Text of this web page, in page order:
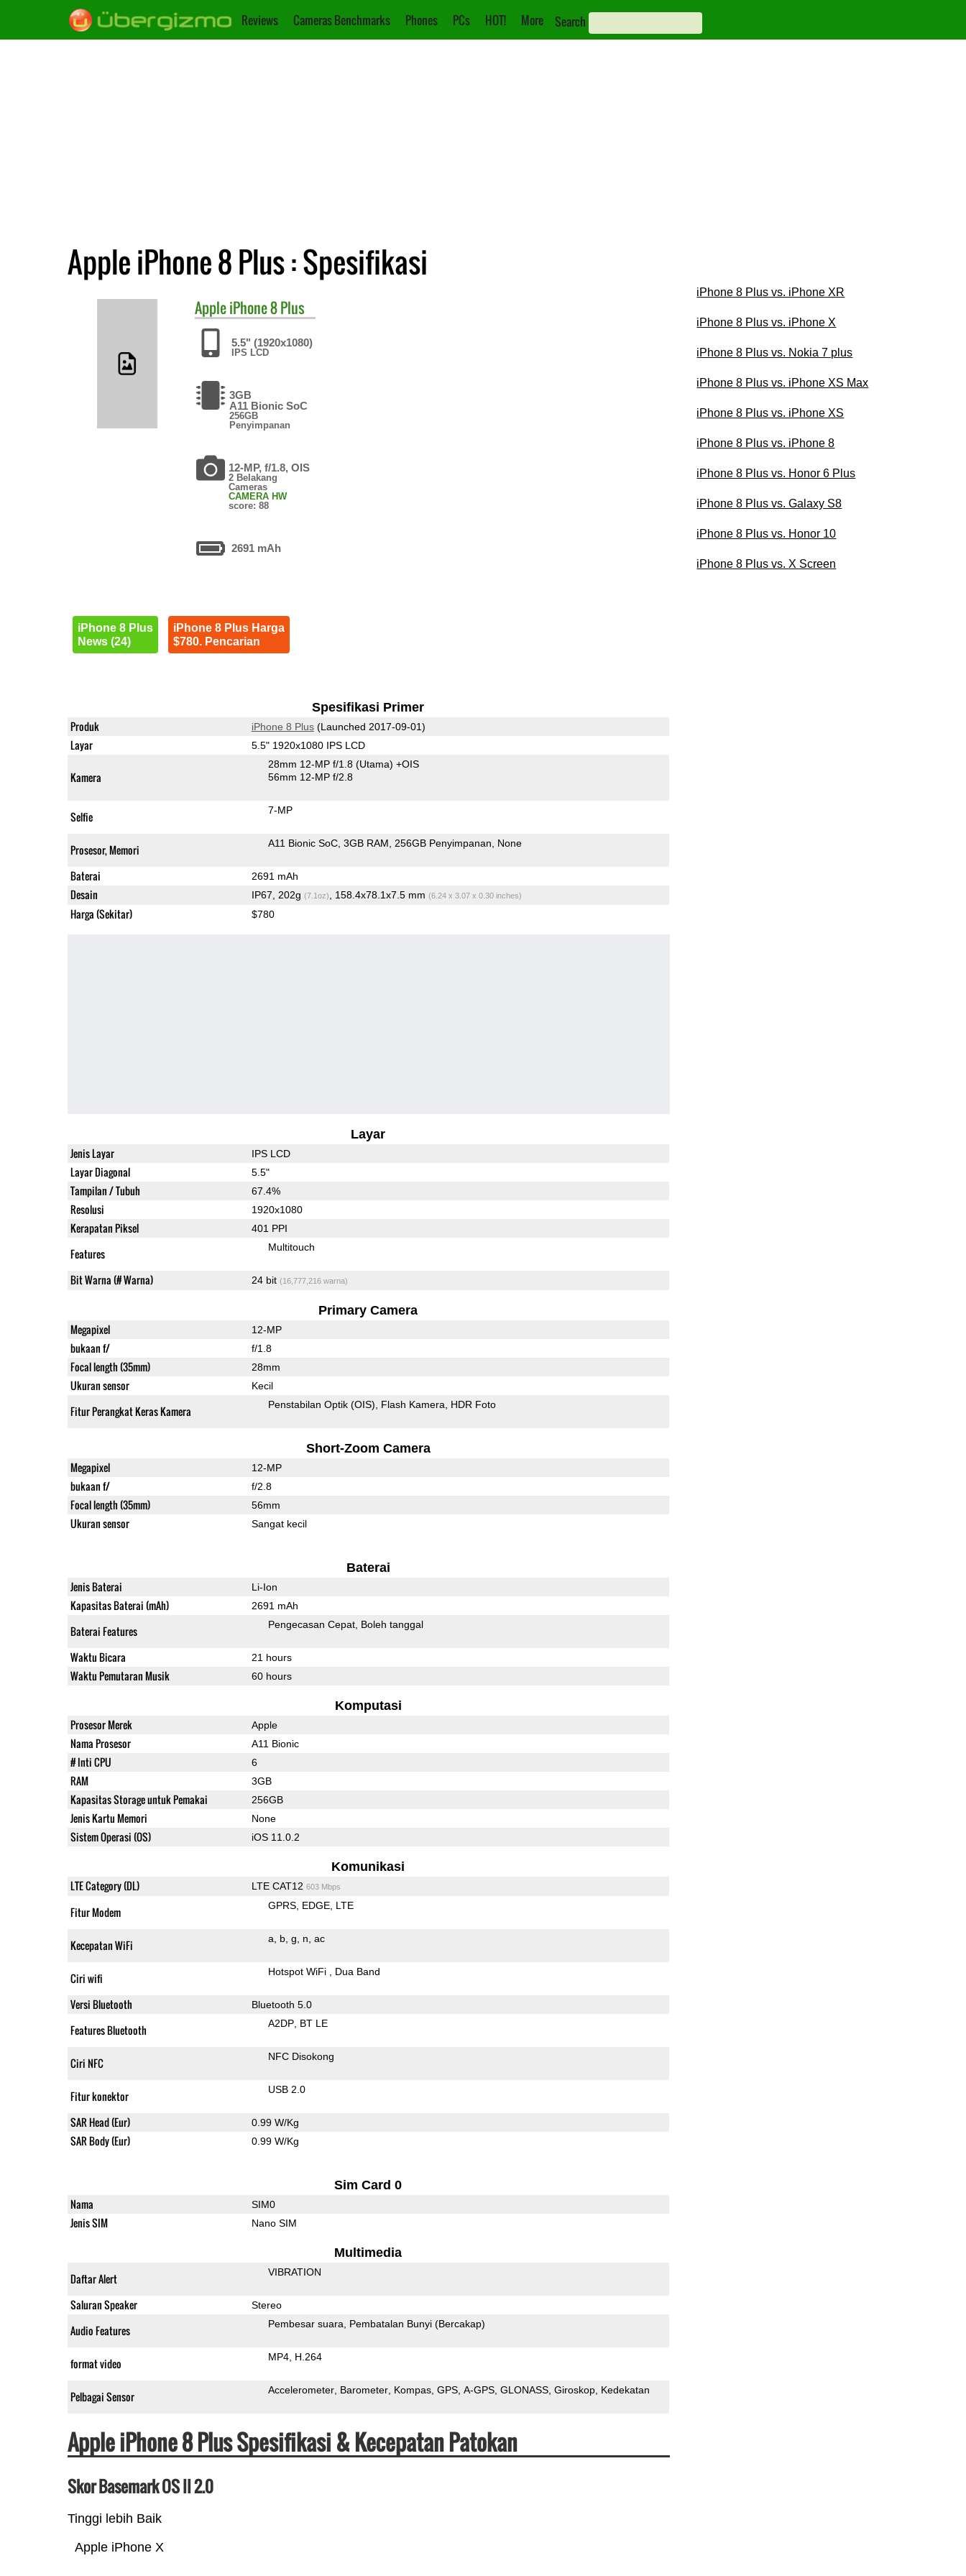
Reviews Cameras Benchmarks Phones PCs HOT! More Search
Apple iPhone 8 Plus : Spesifikasi
AppleiPhone 8 Plus
5.5" (1920x1080)
IPS LCD
3GB
A11 Bionic SoC
256GB
Penyimpanan
12-MP, f/1.8, OIS
2 Belakang
Cameras
CAMERA HW
score: 88
2691 mAh
iPhone 8 Plus
News (24)
iPhone 8 Plus Harga
$780. Pencarian
Spesifikasi Primer
Produk iPhone 8 Plus(Launched 2017-09-01)
Layar 5.5" 1920x1080 IPS LCD
Kamera
28mm 12-MP f/1.8 (Utama) +OIS
56mm 12-MP f/2.8
Selfie 7-MP
Prosesor, Memori A11 Bionic SoC 3GB RAM 256GB Penyimpanan None
Baterai 2691 mAh
Desain IP67, 202g (7.1oz) , 158.4x78.1x7.5 mm (6.24 x 3.07 x 0.30 inches)
Harga (Sekitar) $780
Layar
Jenis Layar IPS LCD
Layar Diagonal 5.5"
Tampilan / Tubuh 67.4%
Resolusi 1920x1080
Kerapatan Piksel 401 PPI
Features Multitouch
Bit Warna (# Warna) 24 bit (16,777,216 warna)
Primary Camera
Megapixel 12-MP
bukaan f/ f/1.8
Focal length (35mm) 28mm
Ukuran sensor Kecil
Fitur Perangkat Keras Kamera Penstabilan Optik (OIS) Flash Kamera HDR Foto
Short-Zoom Camera
Megapixel 12-MP
bukaan f/ f/2.8
Focal length (35mm) 56mm
Ukuran sensor Sangat kecil
Baterai
Jenis Baterai Li-Ion
Kapasitas Baterai (mAh) 2691 mAh
Baterai Features Pengecasan Cepat Boleh tanggal
Waktu Bicara 21 hours
Waktu Pemutaran Musik 60 hours
Komputasi
Prosesor Merek Apple
Nama Prosesor A11 Bionic
# Inti CPU 6
RAM 3GB
Kapasitas Storage untuk Pemakai 256GB
Jenis Kartu Memori None
Sistem Operasi (OS) iOS 11.0.2
Komunikasi
LTE Category (DL) LTE CAT12 603 Mbps
Fitur Modem GPRS EDGE LTE
Kecepatan WiFi a b g n ac
Ciri wifi Hotspot WiFi Dua Band
Versi Bluetooth Bluetooth 5.0
Features Bluetooth A2DP BT LE
Ciri NFC NFC Disokong
Fitur konektor USB 2.0
SAR Head (Eur) 0.99 W/Kg
SAR Body (Eur) 0.99 W/Kg
Sim Card 0
Nama SIM0
Jenis SIM Nano SIM
Multimedia
Daftar Alert VIBRATION
Saluran Speaker Stereo
Audio Features Pembesar suara Pembatalan Bunyi (Bercakap)
format video MP4 H.264
Pelbagai Sensor Accelerometer Barometer Kompas GPS A-GPS GLONASS Giroskop Kedekatan
Apple iPhone 8 Plus Spesifikasi & Kecepatan Patokan
Skor Basemark OS II 2.0
Tinggi lebih Baik
Apple iPhone X
iPhone 8 Plus vs. iPhone XR
iPhone 8 Plus vs. iPhone X
iPhone 8 Plus vs. Nokia 7 plus
iPhone 8 Plus vs. iPhone XS Max
iPhone 8 Plus vs. iPhone XS
iPhone 8 Plus vs. iPhone 8
iPhone 8 Plus vs. Honor 6 Plus
iPhone 8 Plus vs. Galaxy S8
iPhone 8 Plus vs. Honor 10
iPhone 8 Plus vs. X Screen